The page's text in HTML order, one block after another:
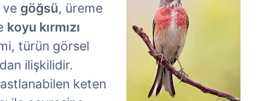
ve göğsü, üreme
koyu kırmızı
türün görsel
ilişkilidir.
keten